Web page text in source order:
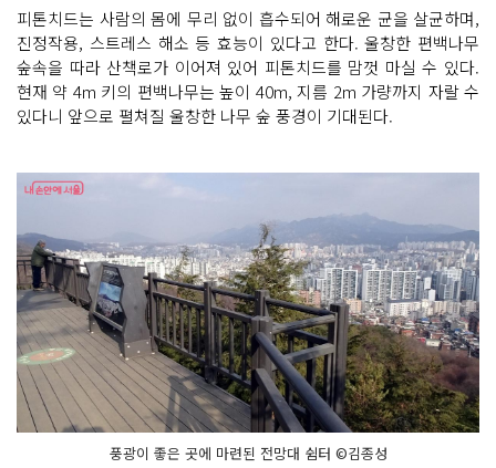
피톤치드는 사람의 몸에 무리 없이 흡수되어 해로운 균을 살균하며,
진정작용, 스트레스 해소 등 효능이 있다고 한다. 울창한 편백나무
숲속을 따라 산책로가 이어져 있어 피톤치드를 맘껏 마실 수 있다.
현재 약 4m 키의 편백나무는 높이 40m, 지름 2m 가량까지 자랄 수
있다니 앞으로 펼쳐질 울창한 나무 숲 풍경이 기대된다.
풍광이 좋은 곳에 마련된 전망대 쉼터 ©김종성